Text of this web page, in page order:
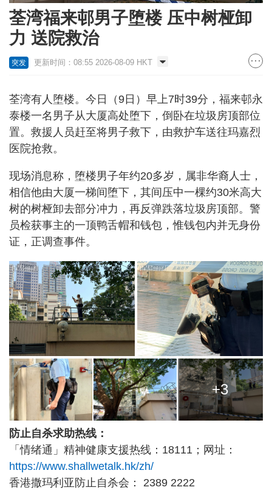
荃湾福来邨男子堕楼 压中树桠卸
力 送院救治
突发 更新时间：08:55 2026-08-09 HKT
荃湾有人堕楼。今日（9日）早上7时39分，福来邨永
泰楼一名男子从大厦高处堕下，倒卧在垃圾房顶部位
置。救援人员赶至将男子救下，由救护车送往玛嘉烈
医院抢救。
现场消息称，堕楼男子年约20多岁，属非华裔人士，
相信他由大厦一梯间堕下，其间压中一棵约30米高大
树的树桠卸去部分冲力，再反弹跌落垃圾房顶部。警
员检获事主的一顶鸭舌帽和钱包，惟钱包内并无身份
证，正调查事件。
+3
防止自杀求助热线：
「情绪通」精神健康支援热线：18111；网址：
https://www.shallwetalk.hk/zh/
香港撒玛利亚防止自杀会： 2389 2222